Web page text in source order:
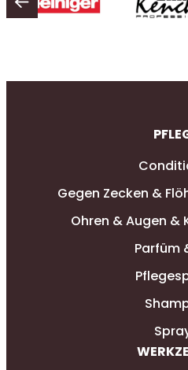
Gegen Zecken &
Ohren & Augen &
Parfüm